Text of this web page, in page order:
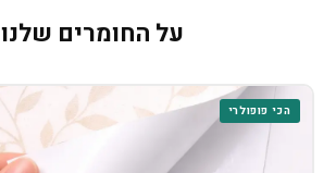
על החומרים שלנו
הכי פופולרי